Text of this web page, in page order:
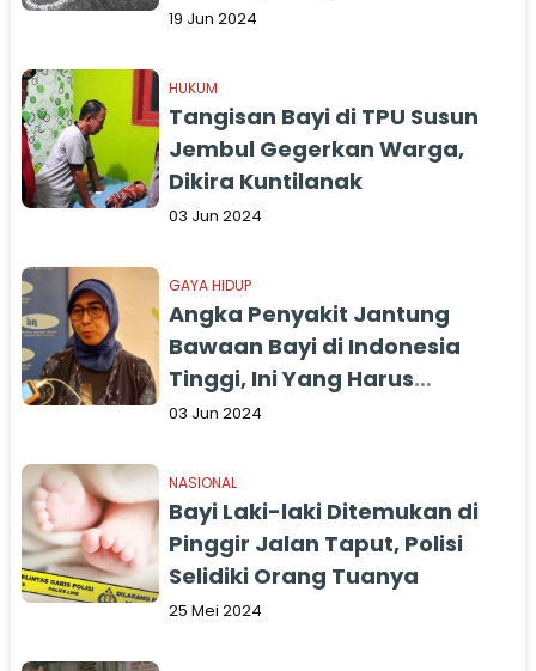
19 Jun 2024
HUKUM
Tangisan Bayi di TPU Susun
Jembul Gegerkan Warga,
Dikira Kuntilanak
03 Jun 2024
GAYA HIDUP
Angka Penyakit Jantung
Bawaan Bayi di Indonesia
Tinggi, Ini Yang Harus
Dilakukan
03 Jun 2024
NASIONAL
Bayi Laki-laki Ditemukan di
Pinggir Jalan Taput, Polisi
Selidiki Orang Tuanya
25 Mei 2024